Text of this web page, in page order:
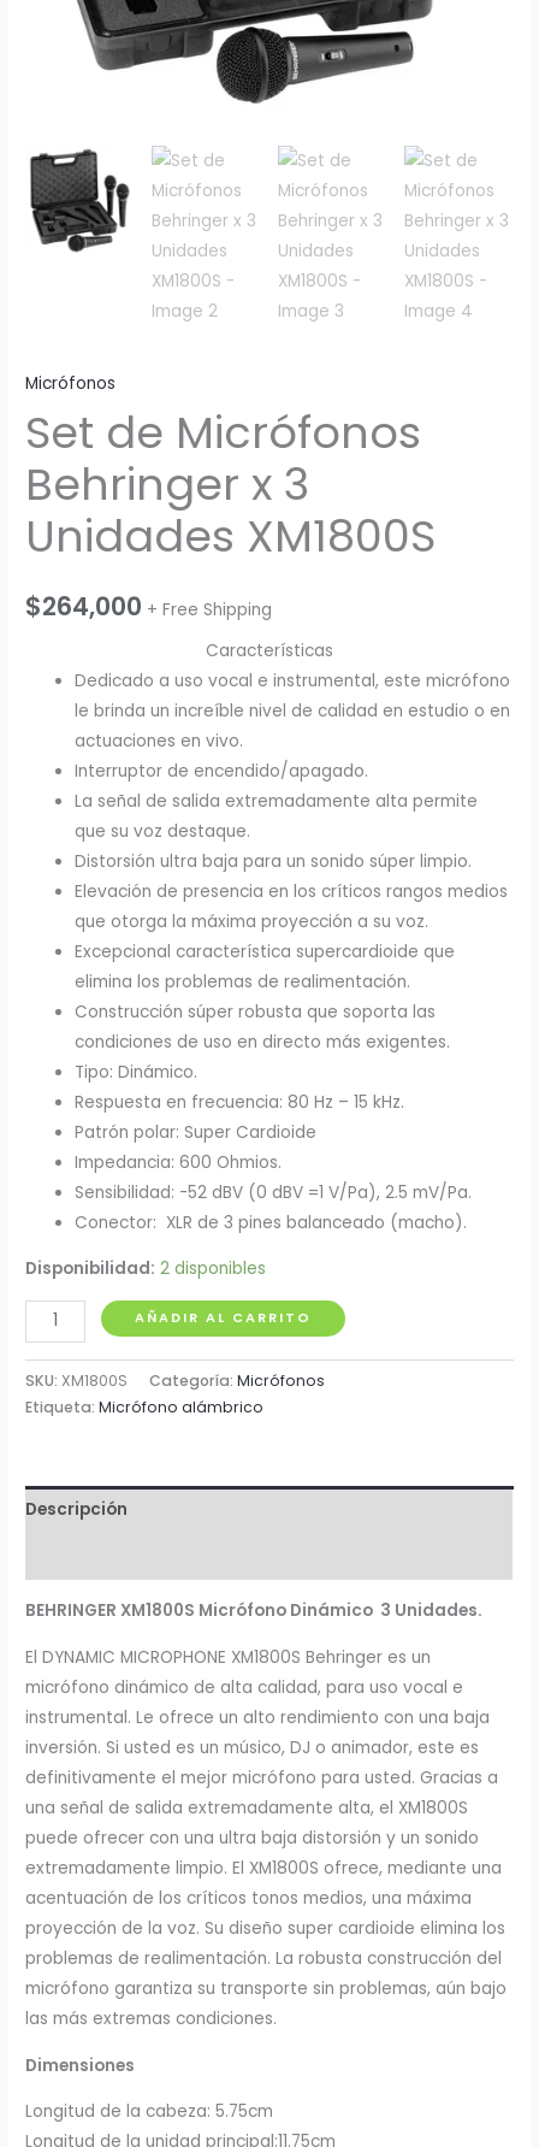
Micrófonos
Set de Micrófonos
Behringer x 3
Unidades XM1800S
$264,000 + Free Shipping
Características
Dedicado a uso vocal e instrumental, este micrófono
le brinda un increíble nivel de calidad en estudio o en
actuaciones en vivo.
Interruptor de encendido/apagado.
La señal de salida extremadamente alta permite
que su voz destaque.
Distorsión ultra baja para un sonido súper limpio.
Elevación de presencia en los críticos rangos medios
que otorga la máxima proyección a su voz.
Excepcional característica supercardioide que
elimina los problemas de realimentación.
Construcción súper robusta que soporta las
condiciones de uso en directo más exigentes.
Tipo: Dinámico.
Respuesta en frecuencia: 80 Hz – 15 kHz.
Patrón polar: Super Cardioide
Impedancia: 600 Ohmios.
Sensibilidad: -52 dBV (0 dBV =1 V/Pa), 2.5 mV/Pa.
Conector: XLR de 3 pines balanceado (macho).
Disponibilidad: 2 disponibles
de
Micrófonos
Behringer
Unidades
XM1800S
AÑADIR AL CARRITO
SKU: XM1800S Categoría:Micrófonos
Etiqueta:Micrófono alámbrico
Descripción
BEHRINGER XM1800S Micrófono Dinámico 3 Unidades.
El DYNAMIC MICROPHONE XM1800S Behringer es un
micrófono dinámico de alta calidad, para uso vocal e
instrumental. Le ofrece un alto rendimiento con una baja
inversión. Si usted es un músico, DJ o animador, este es
definitivamente el mejor micrófono para usted. Gracias a
una señal de salida extremadamente alta, el XM1800S
puede ofrecer con una ultra baja distorsión y un sonido
extremadamente limpio. El XM1800S ofrece, mediante una
acentuación de los críticos tonos medios, una máxima
proyección de la voz. Su diseño super cardioide elimina los
problemas de realimentación. La robusta construcción del
micrófono garantiza su transporte sin problemas, aún bajo
las más extremas condiciones.
Dimensiones
Longitud de la cabeza: 5.75cm
Longitud de la unidad principal:11.75cm